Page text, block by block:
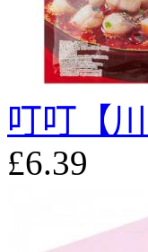
叮叮【
£6.39